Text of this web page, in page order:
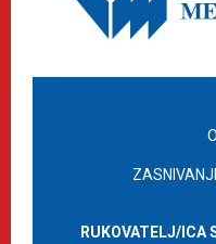
RUKOVATELJ/ICA